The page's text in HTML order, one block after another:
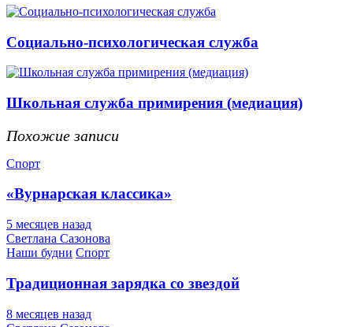
Социально-психологическая служба
Школьная служба примирения (медиация)
Похожие записи
Спорт
«Вурнарская классика»
5 месяцев назад
Светлана Сазонова
Наши будни Спорт
Традиционная зарядка со звездой
8 месяцев назад